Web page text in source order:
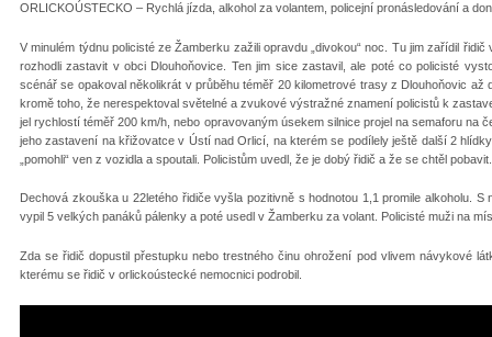
ORLICKOÚSTECKO – Rychlá jízda, alkohol za volantem, policejní pronásledování a
V minulém týdnu policisté ze Žamberku zažili opravdu „divokou“ noc. Tu jim zařídil
rozhodli zastavit v obci Dlouhoňovice. Ten jim sice zastavil, ale poté co policisté
scénář se opakoval několikrát v průběhu téměř 20 kilometrové trasy z Dlouhoňovic
kromě toho, že nerespektoval světelné a zvukové výstražné znamení policistů k
jel rychlostí téměř 200 km/h, nebo opravovaným úsekem silnice projel na semaforu na
jeho zastavení na křižovatce v Ústí nad Orlicí, na kterém se podílely ještě další 2
„pomohli“ ven z vozidla a spoutali. Policistům uvedl, že je dobý řidič a že se chtěl pobavit.
Dechová zkouška u 22letého řidiče vyšla pozitivně s hodnotou 1,1 promile alkoholu.
vypil 5 velkých panáků pálenky a poté usedl v Žamberku za volant. Policisté muži na
Zda se řidič dopustil přestupku nebo trestného činu ohrožení pod vlivem návykové
kterému se řidič v orlickoústecké nemocnici podrobil.